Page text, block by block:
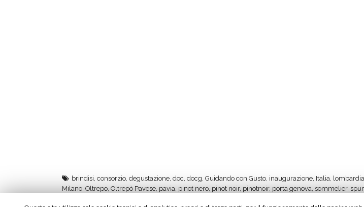
brindisi, consorzio, degustazione, doc, docg, Guidando con Gusto, inaugurazione, Italia, lombardia
Milano, Oltrepo, Oltrepò Pavese, pavia, pinot nero, pinot noir, pinotnoir, porta genova, sommelier,